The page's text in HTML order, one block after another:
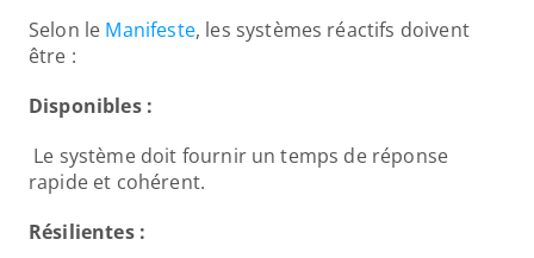
Selon le Manifeste, les systèmes réactifs doivent
être :
Disponibles :
Le système doit fournir un temps de réponse
rapide et cohérent.
Résilientes :